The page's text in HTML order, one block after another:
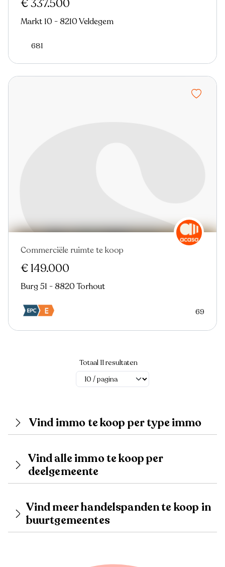
€ 337.500
Markt 10 - 8210 Veldegem
681
Commerciële ruimte te koop
€ 149.000
Burg 51 - 8820 Torhout
69
Totaal 11 resultaten
Vind immo te koop per type immo
Vind alle immo te koop per
deelgemeente
Vind meer handelspanden te koop in
buurtgemeentes